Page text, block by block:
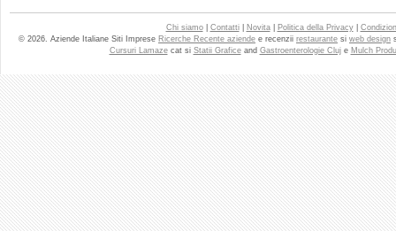
Chi siamo| Contatti| Novita| Politica della Privacy|
© 2026. Aziende Italiane Siti Imprese Ricerche Recente aziende e recenzii restaurante si web design
Cursuri Lamazecat si Statii Graficeand Gastroenterologie Cluje Mulch